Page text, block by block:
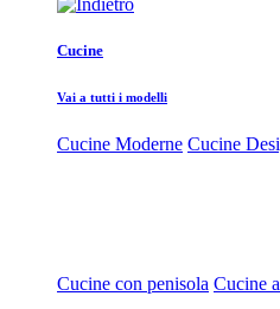
Cucine
Vai a tutti i modelli
Cucine Moderne Cucine
Cucine con penisola Cucine